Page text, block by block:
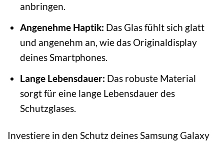
anbringen.
Angenehme Haptik: Das Glas fühlt sich glatt
und angenehm an, wie das Originaldisplay
deines Smartphones.
Lange Lebensdauer: Das robuste Material
sorgt für eine lange Lebensdauer des
Schutzglases.
Investiere in den Schutz deines Samsung Galaxy